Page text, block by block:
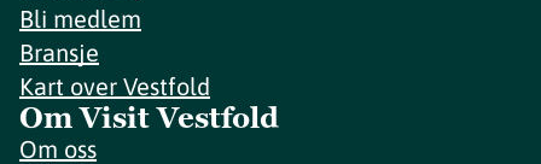
Bli medlem
Bransje
Kart over Vestfold
Om Visit Vestfold
Om oss